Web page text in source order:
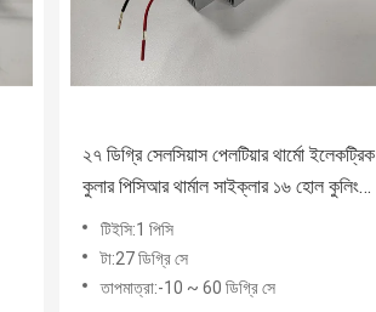
২৭ ডিগ্রি সেলসিয়াস পেলটিয়ার থার্মো ইলেকট্রিক
কুলার পিসিআর থার্মাল সাইক্লার ১৬ হোল কুলিং
মডিউল
টিইসি:1 পিসি
টা:27 ডিগ্রি সে
তাপমাত্রা:-10 ~ 60 ডিগ্রি সে